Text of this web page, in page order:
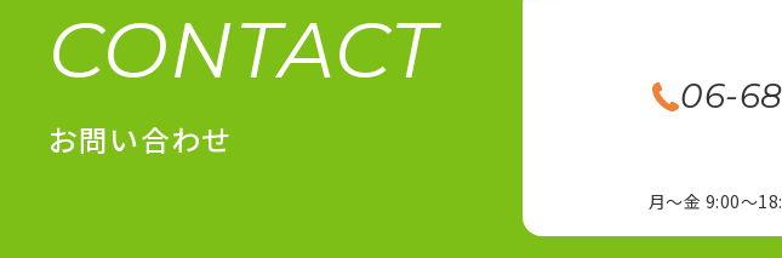
CONTACT
お問い合わせ
06-
月～金 9:00～